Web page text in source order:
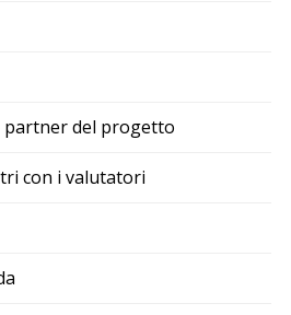
partner del progetto
con i valutatori